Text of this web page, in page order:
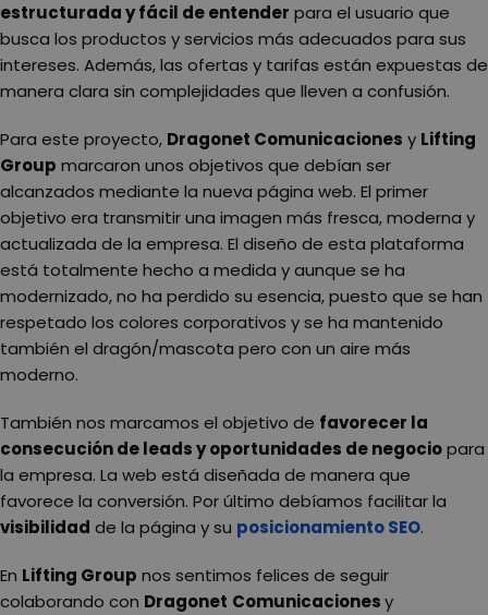
estructurada y fácil de entender para el usuario que
busca los productos y servicios más adecuados para sus
intereses. Además, las ofertas y tarifas están expuestas de
manera clara sin complejidades que lleven a confusión.
Para este proyecto, Dragonet Comunicaciones y Lifting
Group marcaron unos objetivos que debían ser
alcanzados mediante la nueva página web. El primer
objetivo era transmitir una imagen más fresca, moderna y
actualizada de la empresa. El diseño de esta plataforma
está totalmente hecho a medida y aunque se ha
modernizado, no ha perdido su esencia, puesto que se han
respetado los colores corporativos y se ha mantenido
también el dragón/mascota pero con un aire más
moderno.
También nos marcamos el objetivo de favorecer la
consecución de leads y oportunidades de negociopara
la empresa. La web está diseñada de manera que
favorece la conversión. Por último debíamos facilitar la
visibilidad de la página y su posicionamiento SEO.
En Lifting Group nos sentimos felices de seguir
colaborando con Dragonet Comunicacionesy